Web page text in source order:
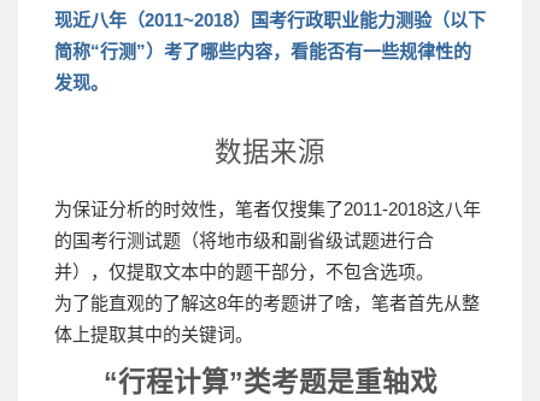
现近八年（2011~2018）国考行政职业能力测验（以下
简称“行测”）考了哪些内容，看能否有一些规律性的
发现。
数据来源
为保证分析的时效性，笔者仅搜集了2011-2018这八年
的国考行测试题（将地市级和副省级试题进行合
并），仅提取文本中的题干部分，不包含选项。
为了能直观的了解这8年的考题讲了啥，笔者首先从整
体上提取其中的关键词。
“行程计算”类考题是重轴戏